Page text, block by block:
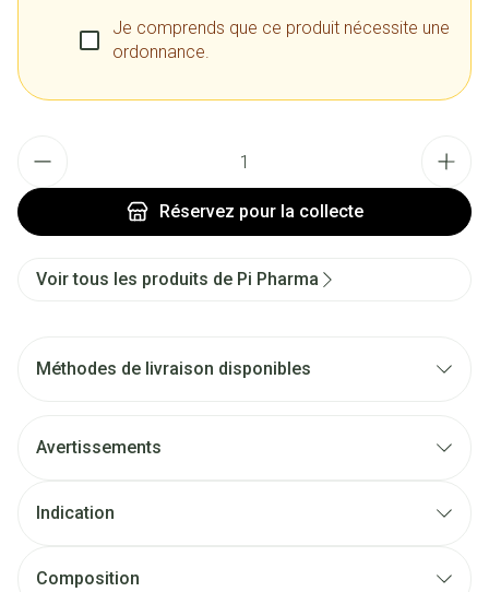
Je comprends que ce produit nécessite une
ordonnance.
Réservez pour la collecte
Voir tous les produits de Pi Pharma
Méthodes de livraison disponibles
Avertissements
Indication
Composition